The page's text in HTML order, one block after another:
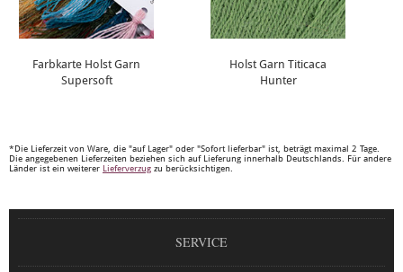
Farbkarte Holst Garn
Supersoft
Holst Garn Titicaca
Hunter
*Die Lieferzeit von Ware, die "auf Lager" oder "Sofort lieferbar" ist, beträgt maximal 2 Tage.
Die angegebenen Lieferzeiten beziehen sich auf Lieferung innerhalb Deutschlands. Für andere
Länder ist ein weiterer Lieferverzug zu berücksichtigen.
SERVICE